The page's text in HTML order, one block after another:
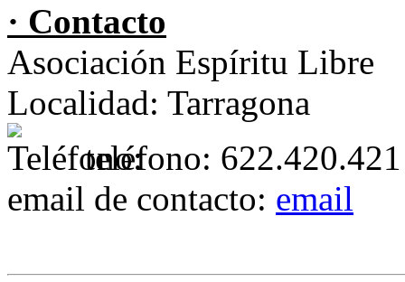
· Contacto
Asociación Espíritu Libre
Localidad: Tarragona
teléfono: 622.420.421
email de contacto: email